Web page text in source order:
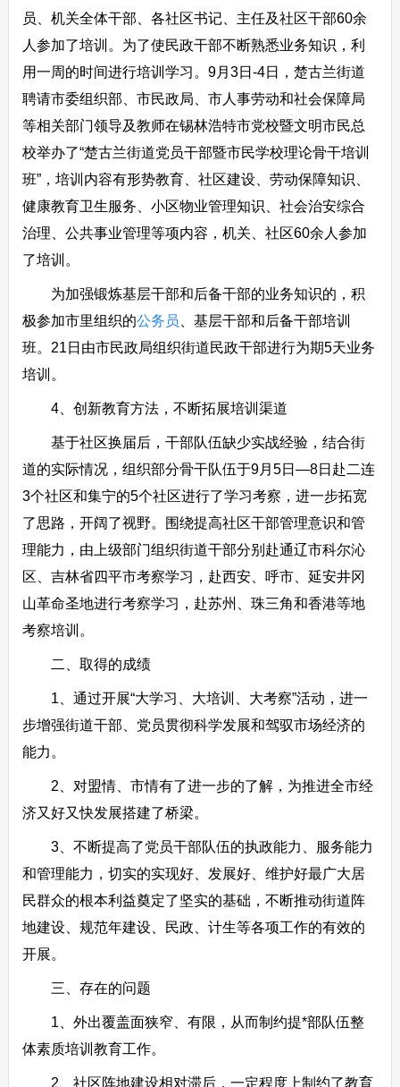
员、机关全体干部、各社区书记、主任及社区干部60余
人参加了培训。为了使民政干部不断熟悉业务知识，利
用一周的时间进行培训学习。9月3日-4日，楚古兰街道
聘请市委组织部、市民政局、市人事劳动和社会保障局
等相关部门领导及教师在锡林浩特市党校暨文明市民总
校举办了“楚古兰街道党员干部暨市民学校理论骨干培训
班”，培训内容有形势教育、社区建设、劳动保障知识、
健康教育卫生服务、小区物业管理知识、社会治安综合
治理、公共事业管理等项内容，机关、社区60余人参加
了培训。
为加强锻炼基层干部和后备干部的业务知识的，积
极参加市里组织的公务员 、基层干部和后备干部培训
班。21日由市民政局组织街道民政干部进行为期5天业务
培训。
4、创新教育方法，不断拓展培训渠道
基于社区换届后，干部队伍缺少实战经验，结合街
道的实际情况，组织部分骨干队伍于9月5日—8日赴二连
3个社区和集宁的5个社区进行了学习考察，进一步拓宽
了思路，开阔了视野。围绕提高社区干部管理意识和管
理能力，由上级部门组织街道干部分别赴通辽市科尔沁
区、吉林省四平市考察学习，赴西安、呼市、延安井冈
山革命圣地进行考察学习，赴苏州、珠三角和香港等地
考察培训。
二、取得的成绩
1、通过开展“大学习、大培训、大考察”活动，进一
步增强街道干部、党员贯彻科学发展和驾驭市场经济的
能力。
2、对盟情、市情有了进一步的了解，为推进全市经
济又好又快发展搭建了桥梁。
3、不断提高了党员干部队伍的执政能力、服务能力
和管理能力，切实的实现好、发展好、维护好最广大居
民群众的根本利益奠定了坚实的基础，不断推动街道阵
地建设、规范年建设、民政、计生等各项工作的有效的
开展。
三、存在的问题
1、外出覆盖面狭窄、有限，从而制约提*部队伍整
体素质培训教育工作。
2、社区阵地建设相对滞后，一定程度上制约了教育